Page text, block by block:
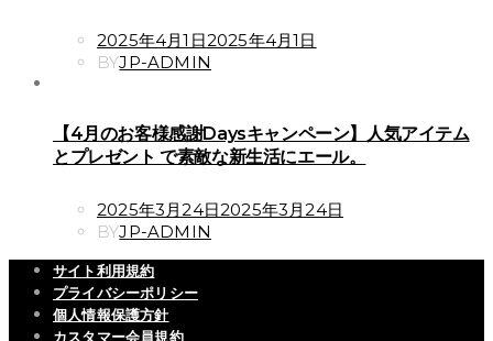
POSTED
ON
2025年4月1日2025年4月1日
BYJP-ADMIN
【4月のお客様感謝Daysキャンペーン】人気アイテム
とプレゼント で素敵な新生活にエール。
POSTED
ON
2025年3月24日2025年3月24日
BYJP-ADMIN
サイト利用規約
プライバシーポリシー
個人情報保護方針
カスタマー会員規約